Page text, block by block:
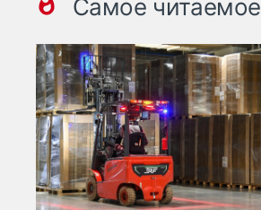
Самое читаемое